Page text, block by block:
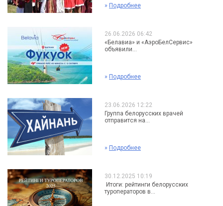
» Подробнее
26.06.2026 06:42
«Белавиа» и «АэроБелСервис»
объявили...
» Подробнее
23.06.2026 12:22
Группа белорусских врачей
отправится на...
» Подробнее
30.12.2025 10:19
Итоги: рейтинги белорусских
туроператоров в...